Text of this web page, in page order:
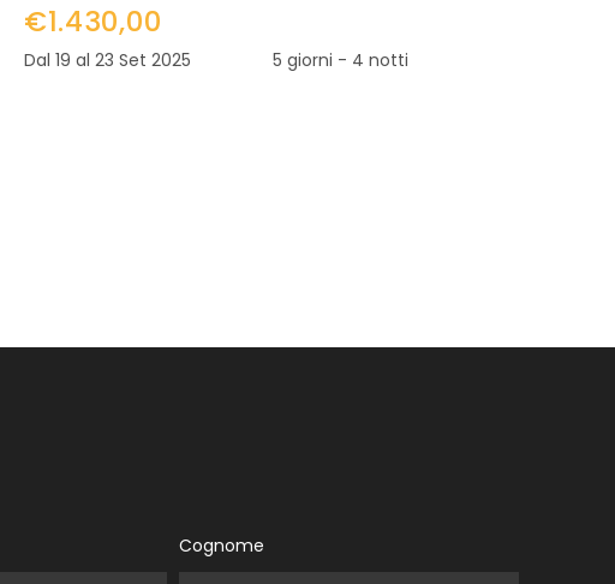
€1.430,00
Dal 19 al 23 Set 2025 5 giorni - 4 notti
Cognome